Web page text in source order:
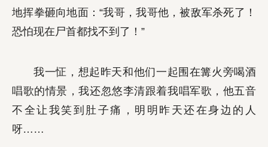
地挥拳砸向地面：“我哥，我哥他，被敌军杀死了！
恐怕现在尸首都找不到了！”
我一怔，想起昨天和他们一起围在篝火旁喝酒
唱歌的情景，我还忽悠李清跟着我唱军歌，他五音
不全让我笑到肚子痛，明明昨天还在身边的人
呀……